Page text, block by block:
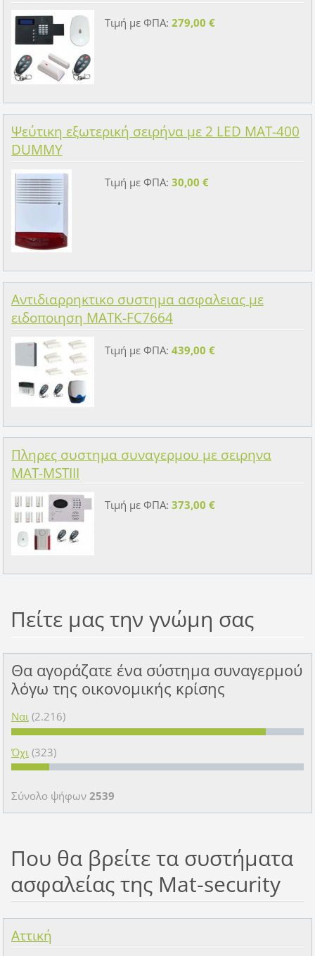
Τιμή με ΦΠΑ: 279,00 €
Ψεύτικη εξωτερική σειρήνα με 2 LED MAT-400
DUMMY
Τιμή με ΦΠΑ: 30,00 €
Αντιδιαρρηκτικο συστημα ασφαλειας με
ειδοποιηση MATK-FC7664
Τιμή με ΦΠΑ: 439,00 €
Πληρες συστημα συναγερμου με σειρηνα
MAT-MSTIII
Τιμή με ΦΠΑ: 373,00 €
Πείτε μας την γνώμη σας
Θα αγοράζατε ένα σύστημα συναγερμού
λόγω της οικονομικής κρίσης
Ναι (2.216)
Όχι (323)
Σύνολο ψήφων 2539
Που θα βρείτε τα συστήματα
ασφαλείας της Mat-security
Αττική